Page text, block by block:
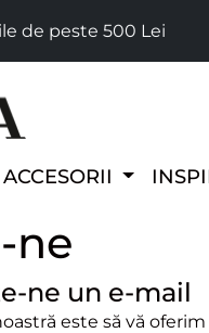
de peste 500 Lei
ACCESORII
ne
ne un e-mail
este să vă